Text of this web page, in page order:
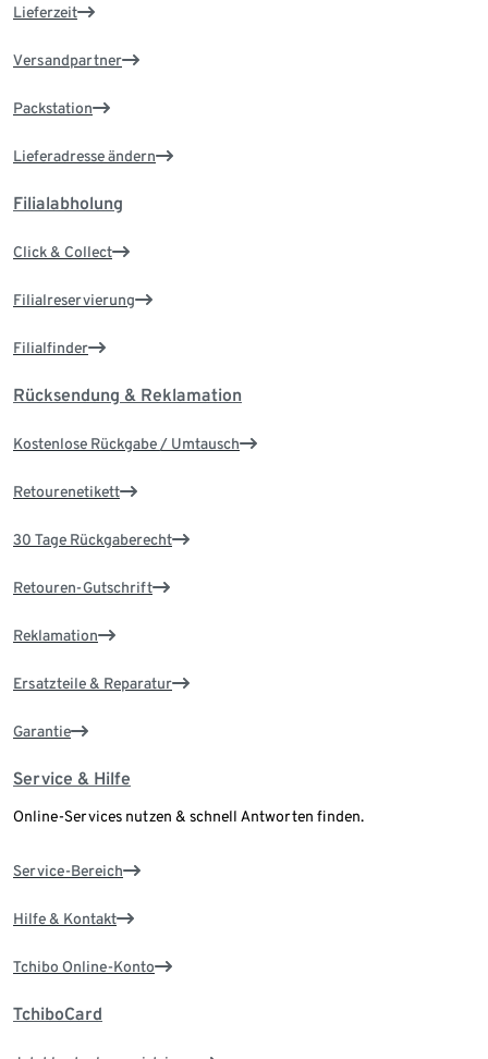
Lieferzeit
Versandpartner
Packstation
Lieferadresse ändern
Filialabholung
Click & Collect
Filialreservierung
Filialfinder
Rücksendung & Reklamation
Kostenlose Rückgabe / Umtausch
Retourenetikett
30 Tage Rückgaberecht
Retouren-Gutschrift
Reklamation
Ersatzteile & Reparatur
Garantie
Service & Hilfe
Online-Services nutzen & schnell Antworten finden.
Service-Bereich
Hilfe & Kontakt
Tchibo Online-Konto
TchiboCard